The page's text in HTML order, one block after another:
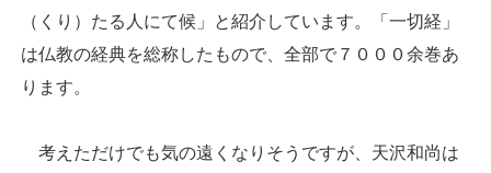
（くり）たる人にて候」と紹介しています。「一切経」
は仏教の経典を総称したもので、全部で７０００余巻あ
ります。
考えただけでも気の遠くなりそうですが、天沢和尚は